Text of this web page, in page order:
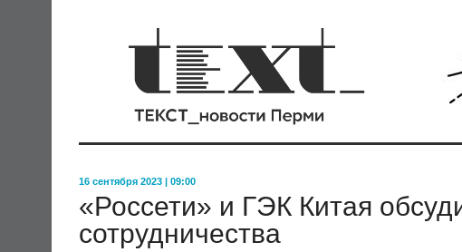
16 сентября 2023 | 09:00
«Россети» и ГЭК Китая
сотрудничества